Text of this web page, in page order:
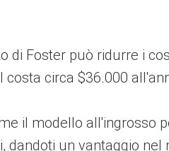
di Foster può ridurre i
costa circa $36.000
il modello all'ingrosso
dandoti un vantaggio